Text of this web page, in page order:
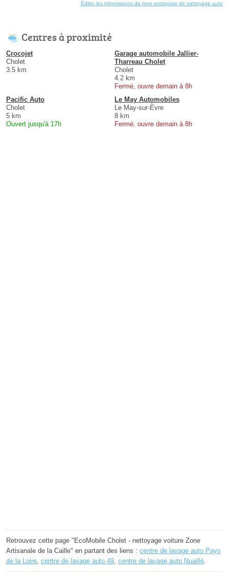
Éditer les informations de mon entreprise de nettoyage auto
Centres à proximité
Crocojet
Cholet
3.5 km
Garage automobile Jallier-
Tharreau Cholet
Cholet
4.2 km
Fermé, ouvre demain à 8h
Pacific Auto
Cholet
5 km
Ouvert jusqu'à 17h
Le May Automobiles
Le May-sur-Èvre
8 km
Fermé, ouvre demain à 8h
Retrouvez cette page "EcoMobile Cholet - nettoyage voiture Zone
Artisanale de la Caille" en partant des liens : centre de lavage auto Pays
de la Loire, centre de lavage auto 49, centre de lavage auto Nuaillé.